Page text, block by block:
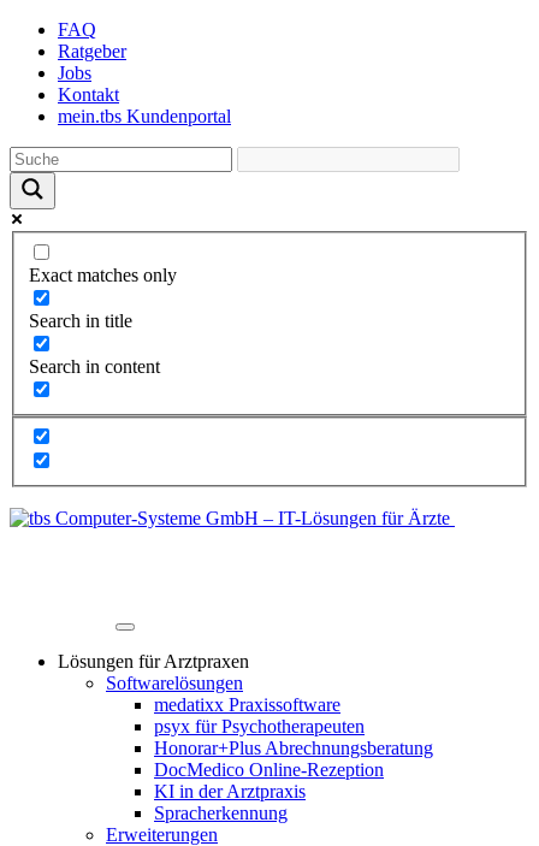
Skip
content
FAQ
Ratgeber
Jobs
Kontakt
mein.tbs Kundenportal
Exact matches only
Search in title
Search in content
Lösungen für Arztpraxen
Softwarelösungen
medatixx Praxissoftware
psyx für Psychotherapeuten
Honorar+Plus Abrechnungsberatung
DocMedico Online-Rezeption
KI in der Arztpraxis
Spracherkennung
Erweiterungen